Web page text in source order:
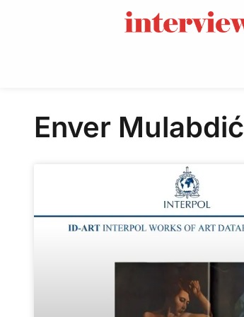
Enver Mulabdić